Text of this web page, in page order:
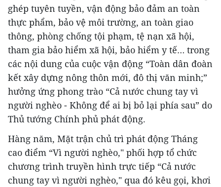
ghép tuyên tuyền, vận động bảo đảm an toàn
thực phẩm, bảo vệ môi trường, an toàn giao
thông, phòng chống tội phạm, tệ nạn xã hội,
tham gia bảo hiểm xã hội, bảo hiểm y tế… trong
các nội dung của cuộc vận động “Toàn dân đoàn
kết xây dựng nông thôn mới, đô thị văn minh;”
hưởng ứng phong trào “Cả nước chung tay vì
người nghèo - Không để ai bị bỏ lại phía sau” do
Thủ tướng Chính phủ phát động.
Hàng năm, Mặt trận chủ trì phát động Tháng
cao điểm “Vì người nghèo," phối hợp tổ chức
chương trình truyền hình trực tiếp “Cả nước
chung tay vì người nghèo," qua đó kêu gọi, khơi